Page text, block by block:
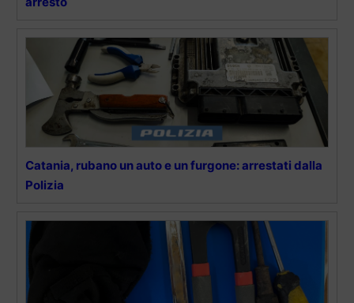
Catania, rubano un auto e un furgone: arrestati dalla
Polizia